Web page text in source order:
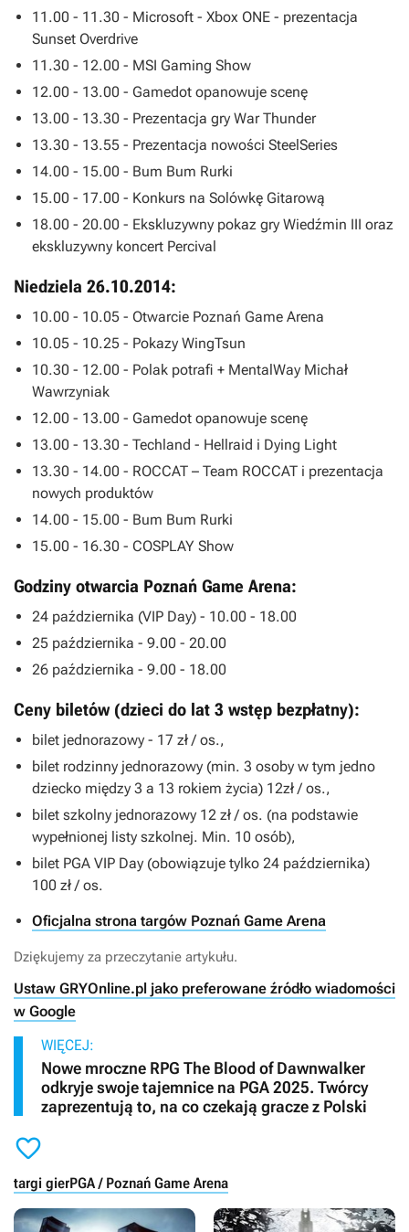
11.00 - 11.30 - Microsoft - Xbox ONE - prezentacja
Sunset Overdrive
11.30 - 12.00 - MSI Gaming Show
12.00 - 13.00 - Gamedot opanowuje scenę
13.00 - 13.30 - Prezentacja gry War Thunder
13.30 - 13.55 - Prezentacja nowości SteelSeries
14.00 - 15.00 - Bum Bum Rurki
15.00 - 17.00 - Konkurs na Solówkę Gitarową
18.00 - 20.00 - Ekskluzywny pokaz gry Wiedźmin III oraz
ekskluzywny koncert Percival
Niedziela 26.10.2014:
10.00 - 10.05 - Otwarcie Poznań Game Arena
10.05 - 10.25 - Pokazy WingTsun
10.30 - 12.00 - Polak potrafi + MentalWay Michał
Wawrzyniak
12.00 - 13.00 - Gamedot opanowuje scenę
13.00 - 13.30 - Techland - Hellraid i Dying Light
13.30 - 14.00 - ROCCAT – Team ROCCAT i prezentacja
nowych produktów
14.00 - 15.00 - Bum Bum Rurki
15.00 - 16.30 - COSPLAY Show
Godziny otwarcia Poznań Game Arena:
24 października (VIP Day) - 10.00 - 18.00
25 października - 9.00 - 20.00
26 października - 9.00 - 18.00
Ceny biletów (dzieci do lat 3 wstęp bezpłatny):
bilet jednorazowy - 17 zł / os.,
bilet rodzinny jednorazowy (min. 3 osoby w tym jedno
dziecko między 3 a 13 rokiem życia) 12zł / os.,
bilet szkolny jednorazowy 12 zł / os. (na podstawie
wypełnionej listy szkolnej. Min. 10 osób),
bilet PGA VIP Day (obowiązuje tylko 24 października)
100 zł / os.
Oficjalna strona targów Poznań Game Arena
Dziękujemy za przeczytanie artykułu.
Ustaw GRYOnline.pl jako preferowane źródło wiadomości
w Google
WIĘCEJ:
Nowe mroczne RPG The Blood of Dawnwalker
odkryje swoje tajemnice na PGA 2025. Twórcy
zaprezentują to, na co czekają gracze z Polski

targi gierPGA / Poznań Game Arena